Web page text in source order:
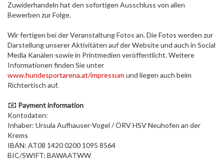
Zuwiderhandeln hat den sofortigen Ausschluss von allen
Bewerben zur Folge.
Wir fertigen bei der Veranstaltung Fotos an. Die Fotos werden zur
Darstellung unserer Aktivitäten auf der Website und auch in Social
Media Kanälen sowie in Printmedien veröffentlicht. Weitere
Informationen finden Sie unter
www.hundesportarena.at/impressum und liegen auch beim
Richtertisch auf.
Payment information
Kontodaten:
Inhaber: Ursula Aufhauser-Vogel / ÖRV HSV Neuhofen an der
Krems
IBAN: AT08 1420 0200 1095 8564
BIC/SWIFT: BAWAATWW